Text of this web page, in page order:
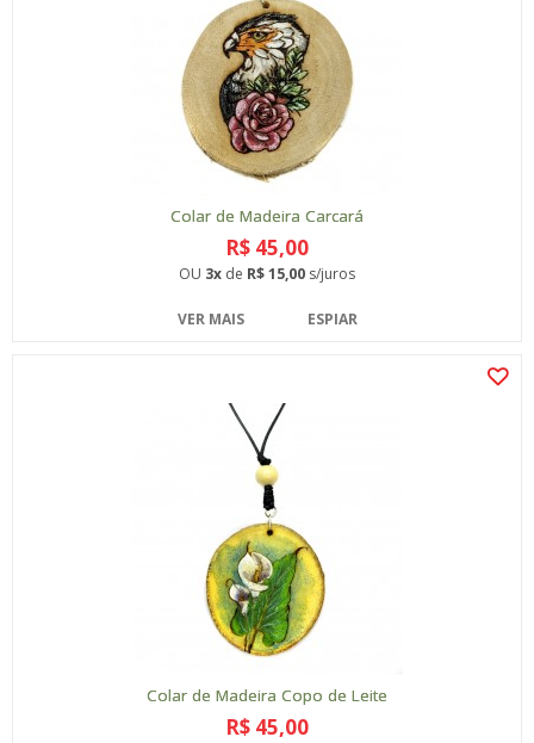
Colar de Madeira Carcará
R$ 45,00
OU 3x de R$ 15,00 s/juros
VER MAIS ESPIAR
Colar de Madeira Copo de Leite
R$ 45,00